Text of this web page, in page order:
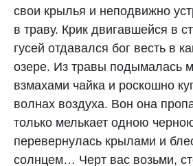
свои крылья и неподвижно
в траву. Крик двигавшейся в
гусей отдавался бог весть в
озере. Из травы подымалась
взмахами чайка и роскошно
волнах воздуха. Вон она
только мелькает одною
перевернулась крылами и
солнцем… Черт вас возьми,